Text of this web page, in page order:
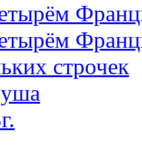
строчек